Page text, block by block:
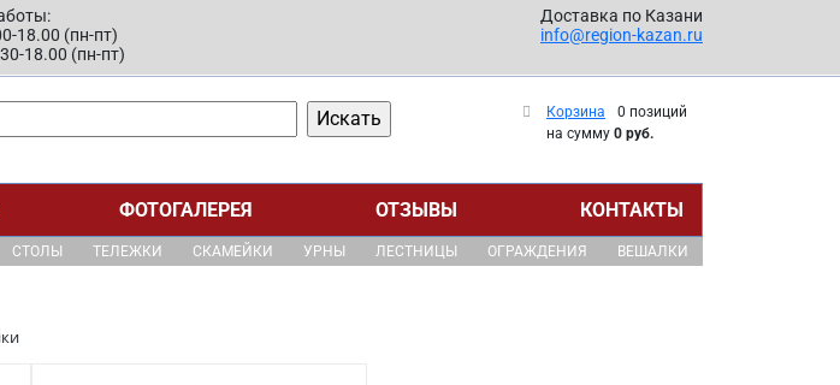
18.00 (пн-пт)
18.00 (пн-пт)
Доставка по Казани
info@region-kazan.ru
Корзина
0 позиций
на сумму 0 руб.
ФОТОГАЛЕРЕЯ ОТЗЫВЫ КОНТАКТЫ
СТОЛЫ ТЕЛЕЖКИ СКАМЕЙКИ УРНЫ ЛЕСТНИЦЫ ОГРАЖДЕНИЯ ВЕШАЛКИ